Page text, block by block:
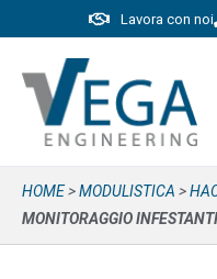
Lavora con noi
HOME>MODULISTICA >
MONITORAGGIO